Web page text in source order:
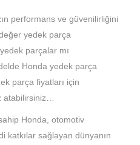
performans ve güvenilirliğini
yedek parça
parçalar mı
Honda yedek parça
parça fiyatları için
atabilirsiniz…
Honda, otomotiv
katkılar sağlayan dünyanın